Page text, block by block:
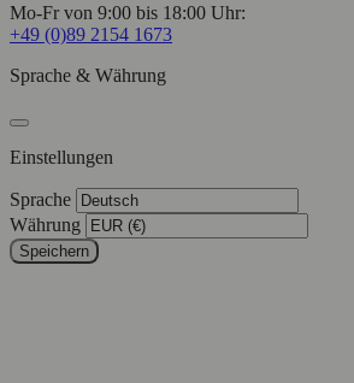
Mo-Fr von 9:00 bis 18:00 Uhr:
+49 (0)89 2154 1673
Sprache & Währung
Einstellungen
Sprache
Währung
Speichern